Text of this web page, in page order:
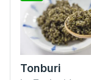
Tonburi